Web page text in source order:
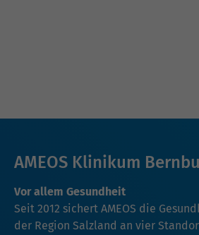
AMEOS Klinikum
Vor allem Gesundheit
Seit 2012 sichert AMEOS die
der Region Salzland an vier